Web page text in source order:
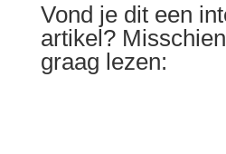
Vond je dit een
artikel?
graag lezen: